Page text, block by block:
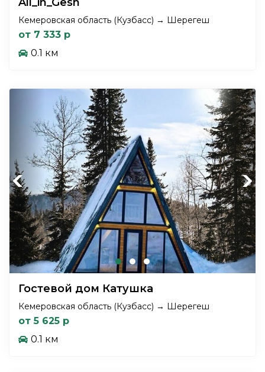
Кемеровская область (Кузбасс) → Шерегеш
от 7 333 р
0.1 км
Previous Next
Гостевой дом Катушка
Кемеровская область (Кузбасс) → Шерегеш
от 5 625 р
0.1 км